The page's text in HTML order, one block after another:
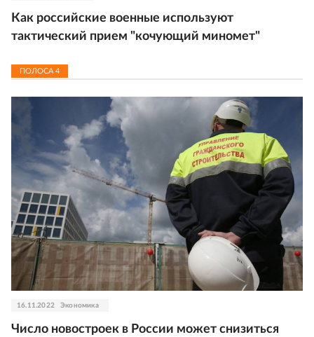
Как российские военные используют
тактический прием "кочующий миномет"
ПОЛОСА 4
16.11.2022 Экономика
Число новостроек в России может снизиться